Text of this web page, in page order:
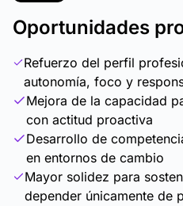
Oportunidades
Refuerzo del perfil
autonomía, foco y
Mejora de la capacidad
con actitud proactiva
Desarrollo de
en entornos de cambio
Mayor solidez para
depender únicamente de